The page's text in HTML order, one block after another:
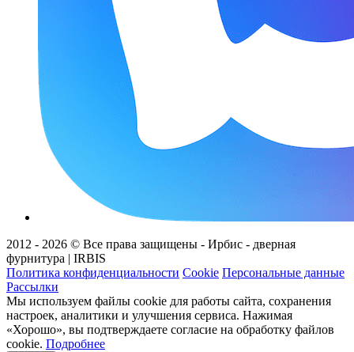
2012 - 2026 © Все права защищены - Ирбис - дверная
фурнитура | IRBIS
Политика конфиденциальности Cookie Персональные данные
Рассылки
Мы используем файлы cookie для работы сайта, сохранения
настроек, аналитики и улучшения сервиса. Нажимая
«Хорошо», вы подтверждаете согласие на обработку файлов
cookie. Подробнее